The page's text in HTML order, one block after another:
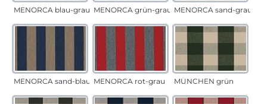
MENORCA blau-grau MENORCA grün-grau MENORCA sand-grau
MENORCA sand-blau MENORCA rot-grau MÜNCHEN grün